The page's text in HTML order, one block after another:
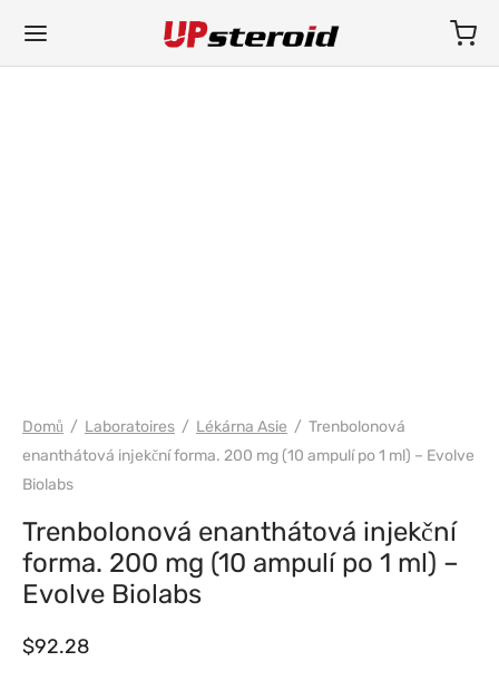
Domů / Laboratoires / Lékárna Asie / Trenbolonová
enanthátová injekční forma. 200 mg (10 ampulí po 1 ml) – Evolve
Biolabs
Trenbolonová enanthátová injekční
forma. 200 mg (10 ampulí po 1 ml) –
Evolve Biolabs
$92.28